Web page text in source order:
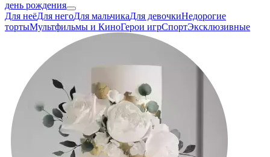
день рождения
Для неёДля негоДля мальчикаДля девочкиНедорогие
тортыМультфильмы и КиноГерои игрСпортЭксклюзивные